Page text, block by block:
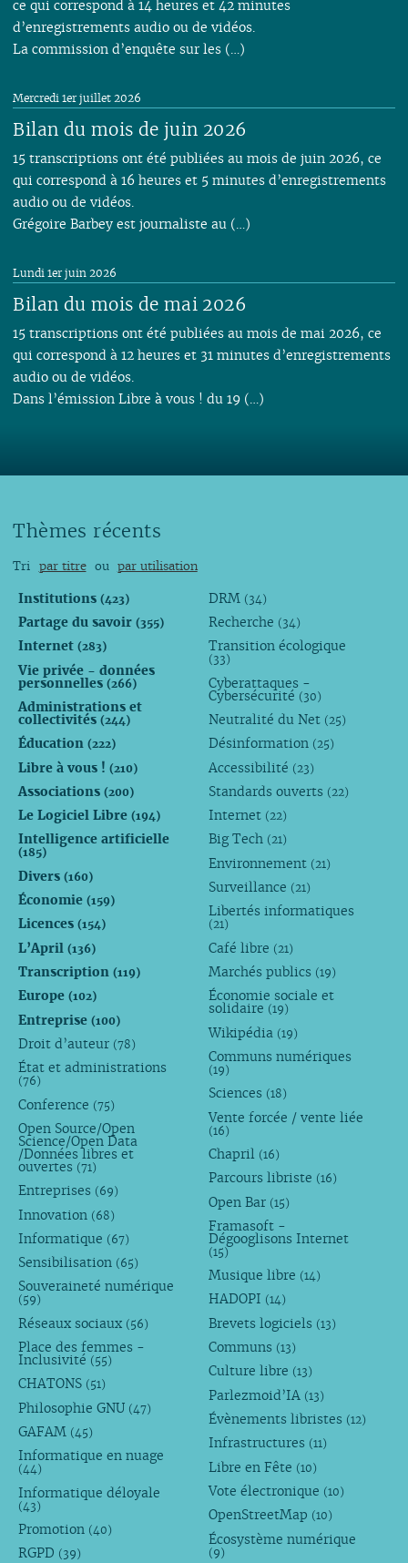
ce qui correspond à 14 heures et 42 minutes
d’enregistrements audio ou de vidéos.
La commission d’enquête sur les (…)
Bilan du mois de juin 2026
Mercredi 1er juillet 2026
15 transcriptions ont été publiées au mois de juin 2026, ce
qui correspond à 16 heures et 5 minutes d’enregistrements
audio ou de vidéos.
Grégoire Barbey est journaliste au (…)
Bilan du mois de mai 2026
Lundi 1er juin 2026
15 transcriptions ont été publiées au mois de mai 2026, ce
qui correspond à 12 heures et 31 minutes d’enregistrements
audio ou de vidéos.
Dans l’émission Libre à vous ! du 19 (…)
Thèmes récents
Tri par titre ou par utilisation
Institutions (423)
Partage du savoir (355)
Internet (283)
Vie privée - données
personnelles (266)
Administrations et
collectivités (244)
Éducation (222)
Libre à vous ! (210)
Associations (200)
Le Logiciel Libre (194)
Intelligence artificielle
(185)
Divers (160)
Économie (159)
Licences (154)
L’April (136)
Transcription (119)
Europe (102)
Entreprise (100)
Droit d’auteur (78)
État et administrations
(76)
Conference (75)
Open Source/Open
Science/Open Data
/Données libres et
ouvertes (71)
Entreprises (69)
Innovation (68)
Informatique (67)
Sensibilisation (65)
Souveraineté numérique
(59)
Réseaux sociaux (56)
Place des femmes -
Inclusivité (55)
CHATONS (51)
Philosophie GNU (47)
GAFAM (45)
Informatique en nuage
(44)
Informatique déloyale
(43)
Promotion (40)
RGPD (39)
DRM (34)
Recherche (34)
Transition écologique
(33)
Cyberattaques -
Cybersécurité (30)
Neutralité du Net (25)
Désinformation (25)
Accessibilité (23)
Standards ouverts (22)
Internet (22)
Big Tech (21)
Environnement (21)
Surveillance (21)
Libertés informatiques
(21)
Café libre (21)
Marchés publics (19)
Économie sociale et
solidaire (19)
Wikipédia (19)
Communs numériques
(19)
Sciences (18)
Vente forcée / vente liée
(16)
Chapril (16)
Parcours libriste (16)
Open Bar (15)
Framasoft -
Dégooglisons Internet
(15)
Musique libre (14)
HADOPI (14)
Brevets logiciels (13)
Communs (13)
Culture libre (13)
Parlezmoid’IA (13)
Évènements libristes (12)
Infrastructures (11)
Libre en Fête (10)
Vote électronique (10)
OpenStreetMap (10)
Écosystème numérique
(9)